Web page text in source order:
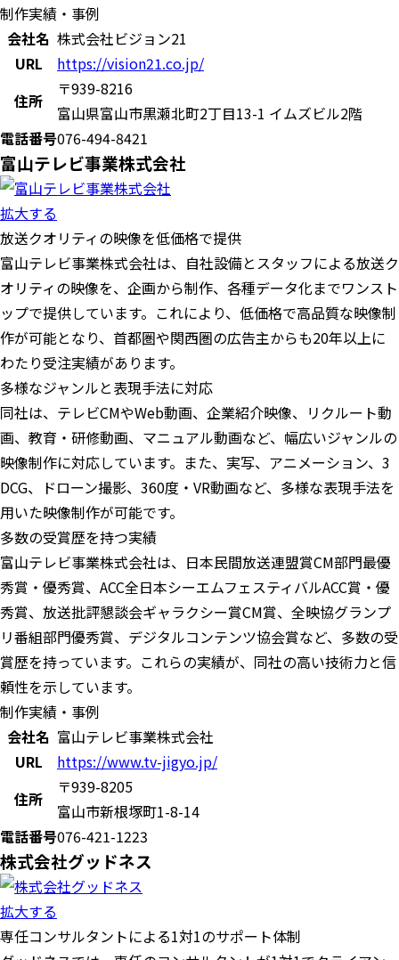
制作実績・事例
会社名 株式会社ビジョン21
URL
https://vision21.co.jp/
住所
〒939-8216
富山県富山市黒瀬北町2丁目13-1 イムズビル2階
電話番号076-494-8421
富山テレビ事業株式会社
拡大する
放送クオリティの映像を低価格で提供
富山テレビ事業株式会社は、自社設備とスタッフによる放送ク
オリティの映像を、企画から制作、各種データ化までワンスト
ップで提供しています。これにより、低価格で高品質な映像制
作が可能となり、首都圏や関西圏の広告主からも20年以上に
わたり受注実績があります。
多様なジャンルと表現手法に対応
同社は、テレビCMやWeb動画、企業紹介映像、リクルート動
画、教育・研修動画、マニュアル動画など、幅広いジャンルの
映像制作に対応しています。また、実写、アニメーション、3
DCG、ドローン撮影、360度・VR動画など、多様な表現手法を
用いた映像制作が可能です。
多数の受賞歴を持つ実績
富山テレビ事業株式会社は、日本民間放送連盟賞CM部門最優
秀賞・優秀賞、ACC全日本シーエムフェスティバルACC賞・優
秀賞、放送批評懇談会ギャラクシー賞CM賞、全映協グランプ
リ番組部門優秀賞、デジタルコンテンツ協会賞など、多数の受
賞歴を持っています。これらの実績が、同社の高い技術力と信
頼性を示しています。
制作実績・事例
会社名 富山テレビ事業株式会社
URL
https://www.tv-jigyo.jp/
住所
〒939-8205
富山市新根塚町1-8-14
電話番号076-421-1223
株式会社グッドネス
拡大する
専任コンサルタントによる1対1のサポート体制